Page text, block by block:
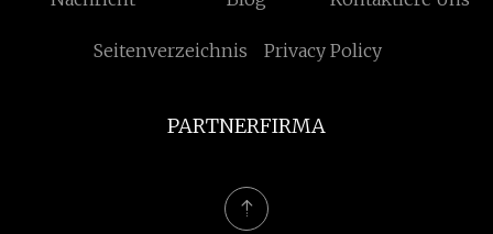
Seitenverzeichnis Privacy Policy
PARTNERFIRMA